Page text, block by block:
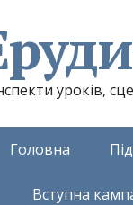
уроків,
Головна
Вступна